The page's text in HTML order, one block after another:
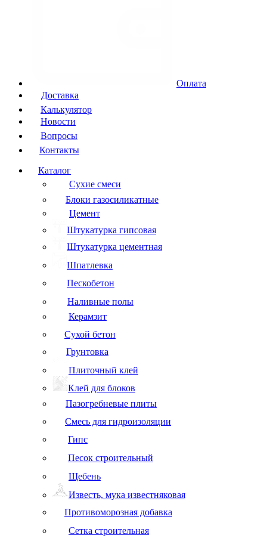
Оплата
Доставка
Калькулятор
Новости
Вопросы
Контакты
Каталог
Сухие смеси
Блоки газосиликатные
Цемент
Штукатурка гипсовая
Штукатурка цементная
Шпатлевка
Пескобетон
Наливные полы
Керамзит
Сухой бетон
Грунтовка
Плиточный клей
Клей для блоков
Пазогребневые плиты
Смесь для гидроизоляции
Гипс
Песок строительный
Щебень
Известь, мука известняковая
Противоморозная добавка
Сетка строительная